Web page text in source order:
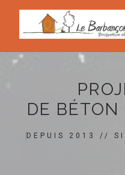
DE BÉTON
DEPUIS 2013 //